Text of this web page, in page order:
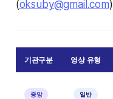
(oksuby@gmail.com)
기관구분 영상 유형
중앙 일반